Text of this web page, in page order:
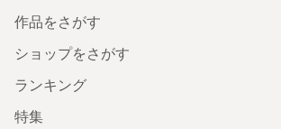
作品をさがす
ショップをさがす
ランキング
特集